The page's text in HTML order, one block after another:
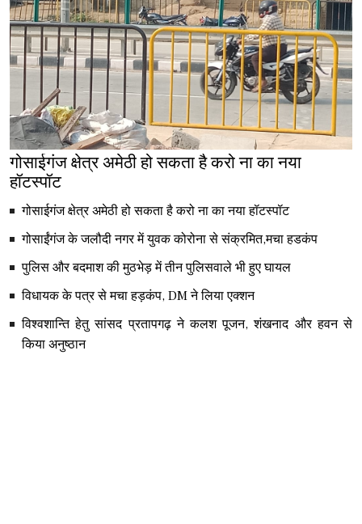
गोसाईगंज क्षेत्र अमेठी हो सकता है करो ना का नया
हॉटस्पॉट
गोसाईगंज क्षेत्र अमेठी हो सकता है करो ना का नया हॉटस्पॉट
गोसाईंगंज के जलौदी नगर में युवक कोरोना से संक्रमित,मचा हडकंप
पुलिस और बदमाश की मुठभेड़ में तीन पुलिसवाले भी हुए घायल
विधायक के पत्र से मचा हड़कंप, DM ने लिया एक्शन
विश्वशान्ति हेतु सांसद प्रतापगढ़ ने कलश पूजन, शंखनाद और हवन से
किया अनुष्ठान